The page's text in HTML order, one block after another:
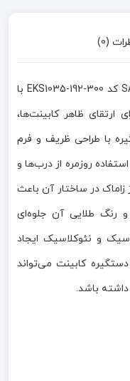
(0)
دستگیره کابینتی HTN PRIME مدل SANY کد EKS1035-192-300 با
ظاهر کابینت‌ها،
با طراحی ظریف و فرم
روزمره از درب‌ها و
زاماک در ساختار آن باعث
رنگ طلایی آن جلوه‌ای
و نئوکلاسیک ایجاد
کابینت می‌تواند
داشته باشد.